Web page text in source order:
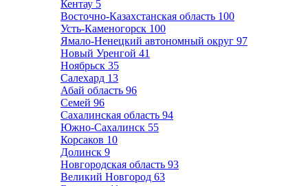
Кентау 5
Восточно-Казахстанская область 100
Усть-Каменогорск 100
Ямало-Ненецкий автономный округ 97
Новый Уренгой 41
Ноябрьск 35
Салехард 13
Абай область 96
Семей 96
Сахалинская область 94
Южно-Сахалинск 55
Корсаков 10
Долинск 9
Новгородская область 93
Великий Новгород 63